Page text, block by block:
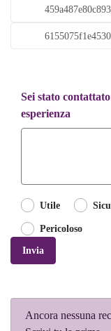
Sei stato
esperienza
Utile
Pericoloso
Invia
Ancora nessuna